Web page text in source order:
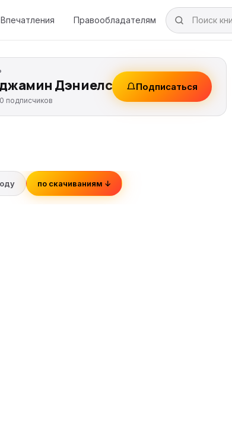
Впечатления Правообладателям
Дэниелс
0 подписчиков
Подписаться
по скачиваниям ↓